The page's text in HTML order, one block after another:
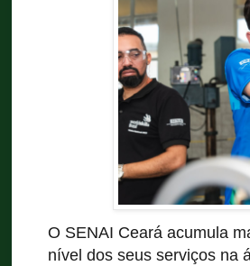
O SENAI Ceará acumula
nível dos seus serviços na